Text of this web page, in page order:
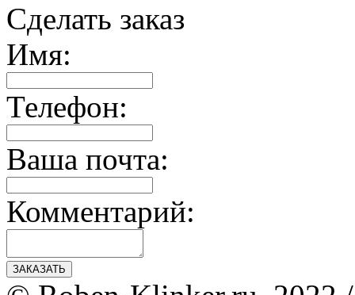
Сделать заказ
Имя:
Телефон:
Ваша почта:
Комментарий:
ЗАКАЗАТЬ